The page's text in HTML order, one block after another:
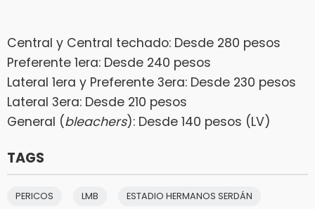
Central y Central techado: Desde 280 pesos
Preferente 1era: Desde 240 pesos
Lateral 1era y Preferente 3era: Desde 230 pesos
Lateral 3era: Desde 210 pesos
General (bleachers): Desde 140 pesos (LV)
TAGS
PERICOS LMB ESTADIO HERMANOS SERDÁN